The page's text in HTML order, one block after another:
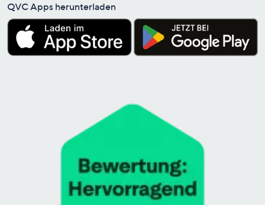
QVC Apps herunterladen